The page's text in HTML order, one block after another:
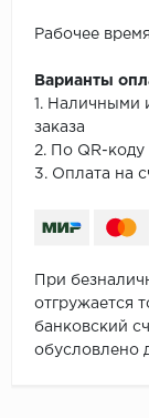
Рабочее
Варианты
1. Наличными
заказа
2. По QR-
3. Оплата на
При
отгружается
банковский
обусловлено